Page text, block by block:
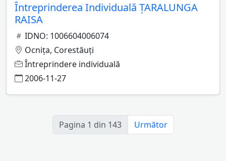
Întreprinderea Individuală ŢARALUNGA
RAISA
IDNO: 1006604006074
Ocniţa, Corestăuţi
Întreprindere individuală
2006-11-27
Pagina 1 din 143 Următor